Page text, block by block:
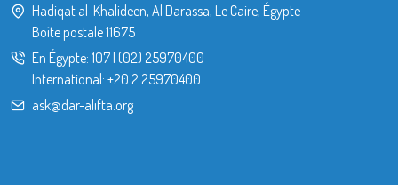
Hadiqat al-Khalideen, Al Darassa, Le Caire, Égypte
Boîte postale 11675
En Égypte: 107| (02) 25970400
International: +20 2 25970400
ask@dar-alifta.org